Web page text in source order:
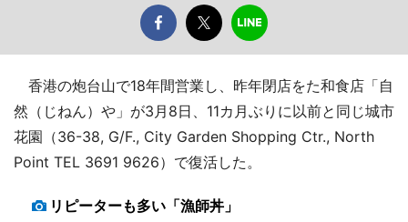
香港の炮台山で18年間営業し、昨年閉店をた和食店「自
然（じねん）や」が3月8日、11カ月ぶりに以前と同じ城市
花園（36-38, G/F., City Garden Shopping Ctr., North
Point TEL 3691 9626）で復活した。
リピーターも多い「漁師丼」